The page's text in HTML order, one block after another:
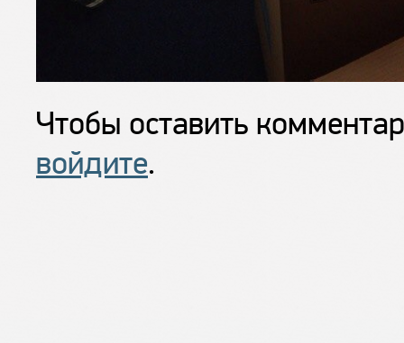
Чтобы оставить
войдите.